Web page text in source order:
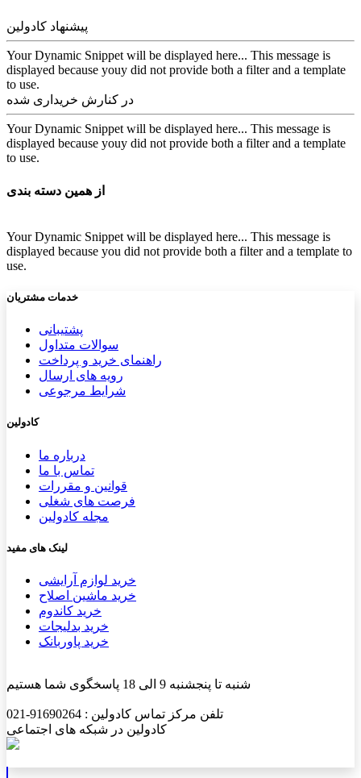
پیشنهاد کادولین
Your Dynamic Snippet will be displayed here... This message is
displayed because youy did not provide both a filter and a template
to use.
در کنارش خریداری شده
Your Dynamic Snippet will be displayed here... This message is
displayed because youy did not provide both a filter and a template
to use.
از همین دسته بندی
Your Dynamic Snippet will be displayed here... This message is
displayed because you did not provide both a filter and a template to
use.
خدمات مشتریان
پشتیب​​انی
سوالات متداول
راهنمای خرید و پرداخت
رویه های ارسال
شرایط مرجوعی
کادولین
درباره ما
تماس با ما
قوانین و مقررات
فرصت های شغلی
مجله کادولین
لینک های مفید
خرید لوازم آرایشی
خرید ماشین اصلاح
خرید کاندوم
خرید بدلیجات
خرید پاوربانک
شنبه تا پنجشنبه 9 الی 18 پاسخگوی شما هستیم
تلفن مرکز تماس کادولین : 91690264-021
کادولین در شبکه های اجتماعی